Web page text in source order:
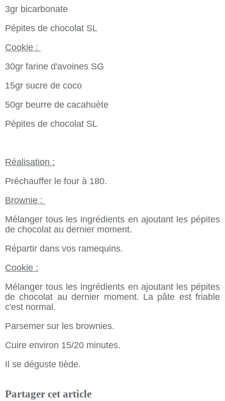
3gr bicarbonate
Pépites de chocolat SL
Cookie :
30gr farine d'avoines SG
15gr sucre de coco
50gr beurre de cacahuète
Pépites de chocolat SL
Réalisation :
Préchauffer le four à 180.
Brownie :
Mélanger tous les ingrédients en ajoutant les pépites
de chocolat au dernier moment.
Répartir dans vos ramequins.
Cookie :
Mélanger tous les ingrédients en ajoutant les pépites
de chocolat au dernier moment. La pâte est friable
c'est normal.
Parsemer sur les brownies.
Cuire environ 15/20 minutes.
Il se déguste tiède.
Partager cet article